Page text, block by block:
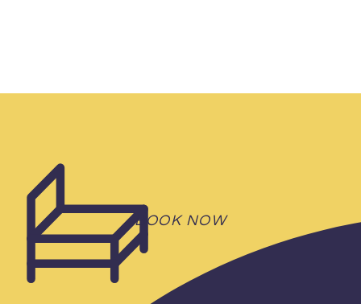
BOOK NOW